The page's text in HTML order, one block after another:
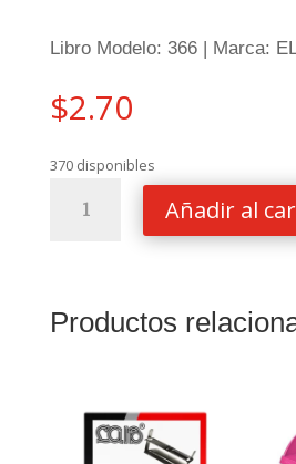
Libro Modelo: 366 | Marca:
$2.70
370 disponibles
Order
-
Quijote
cantidad
Añadir al
Productos